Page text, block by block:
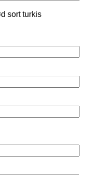
sort turkis